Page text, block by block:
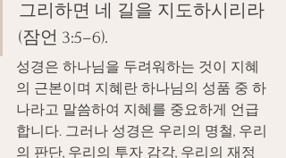
그리하면 네 길을 지도하시리라
(잠언 3:5–6).
성경은 하나님을 두려워하는 것이 지혜
의 근본이며 지혜란 하나님의 성품 중 하
나라고 말씀하여 지혜를 중요하게 언급
합니다. 그러나 성경은 우리의 명철, 우리
의 판단, 우리의 투자 감각, 우리의 재정